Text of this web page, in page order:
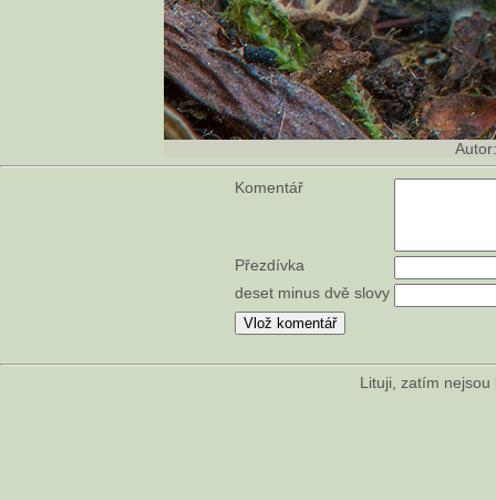
Komentář
Přezdívka
deset minus dvě slovy
Lituji, zatím